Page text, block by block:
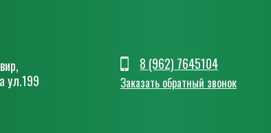
8 (962) 7645104
Заказать обратный звонок
ул.199